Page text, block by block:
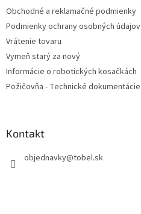
Obchodné a reklamačné podmienky
Podmienky ochrany osobných údajov
Vrátenie tovaru
Vymeň starý za nový
Informácie o robotických kosačkách
Požičovňa - Technické dokumentácie
Kontakt
objednavky@tobel.sk